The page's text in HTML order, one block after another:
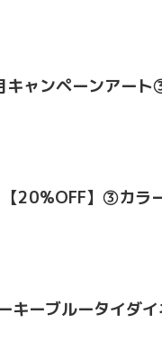
キャンペーンアー
20%OFF】③カラ
キーブルータイダ